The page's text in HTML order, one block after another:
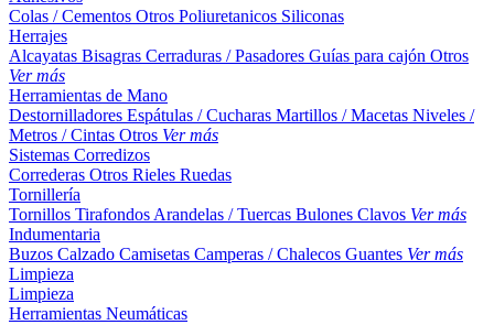
Colas / Cementos Otros Poliuretanicos Siliconas
Herrajes
Alcayatas Bisagras Cerraduras / Pasadores Guías para cajón Otros
Ver más
Herramientas de Mano
Destornilladores Espátulas / Cucharas Martillos / Macetas Niveles /
Metros / Cintas Otros Ver más
Sistemas Corredizos
Correderas Otros Rieles Ruedas
Tornillería
Tornillos Tirafondos Arandelas / Tuercas Bulones Clavos Ver más
Indumentaria
Buzos Calzado Camisetas Camperas / Chalecos Guantes Ver más
Limpieza
Limpieza
Herramientas Neumáticas